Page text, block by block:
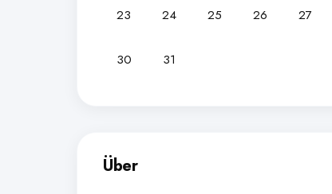
23 24 25 26 27
30 31
Über